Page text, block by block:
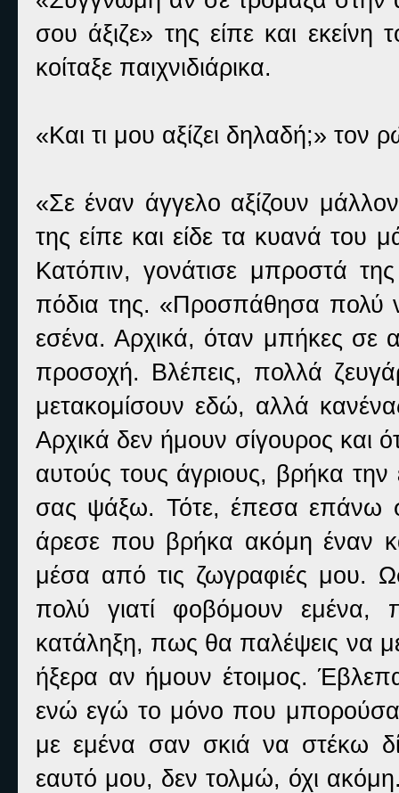
σου άξιζε» της είπε και
κοίταξε παιχνιδιάρικα.
«Και τι μου αξίζει δηλαδή;»
«Σε έναν άγγελο αξίζουν μάλλον
της είπε και είδε τα κυανά
Κατόπιν, γονάτισε μπροστά
πόδια της. «Προσπάθησα
εσένα. Αρχικά, όταν μπήκες σε
προσοχή. Βλέπεις, πολλά
μετακομίσουν εδώ, αλλά
Αρχικά δεν ήμουν σίγουρος και
αυτούς τους άγριους, βρήκα την
σας ψάξω. Τότε, έπεσα επάνω
άρεσε που βρήκα ακόμη έναν
μέσα από τις ζωγραφιές μου.
πολύ γιατί φοβόμουν
κατάληξη, πως θα παλέψεις να
ήξερα αν ήμουν έτοιμος.
ενώ εγώ το μόνο που
με εμένα σαν σκιά να στέκω
εαυτό μου, δεν τολμώ, όχι